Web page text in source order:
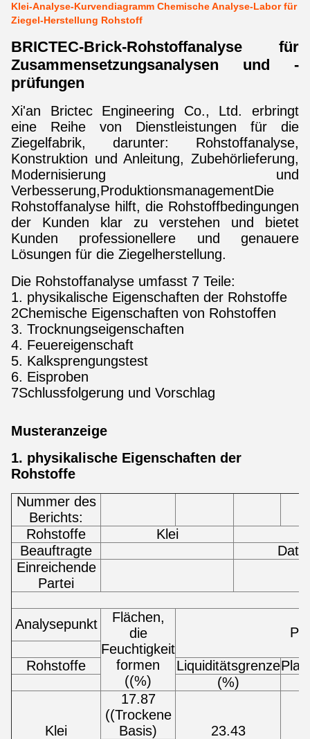
Klei-Analyse-Kurvendiagramm Chemische Analyse-Labor für
Ziegel-Herstellung Rohstoff
BRICTEC-Brick-Rohstoffanalyse für
Zusammensetzungsanalysen und -
prüfungen
Xi'an Brictec Engineering Co., Ltd. erbringt
eine Reihe von Dienstleistungen für die
Ziegelfabrik, darunter: Rohstoffanalyse,
Konstruktion und Anleitung, Zubehörlieferung,
Modernisierung und
Verbesserung,ProduktionsmanagementDie
Rohstoffanalyse hilft, die Rohstoffbedingungen
der Kunden klar zu verstehen und bietet
Kunden professionellere und genauere
Lösungen für die Ziegelherstellung.
Die Rohstoffanalyse umfasst 7 Teile:
1. physikalische Eigenschaften der Rohstoffe
2Chemische Eigenschaften von Rohstoffen
3. Trocknungseigenschaften
4. Feuereigenschaft
5. Kalksprengungstest
6. Eisproben
7Schlussfolgerung und Vorschlag
Musteranzeige
1. physikalische Eigenschaften der
Rohstoffe
Nummer des
Berichts:
Rohstoffe
Klei
Beauftragte
Einreichende
Partei
Analysepunkt
Flächen,
die
Feuchtigkeit
formen
((%)
Rohstoffe Liquiditätsgrenze
(%)
Klei
17.87
((Trockene
Basis)
23.43